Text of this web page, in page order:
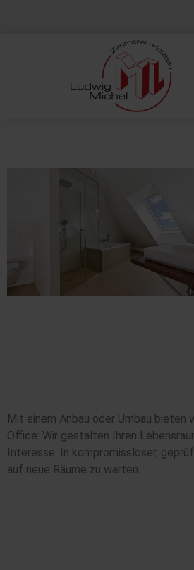
Mit einem Anbau oder Umbau bieten
Office: Wir gestalten Ihren
Interesse. In kompromissloser,
auf neue Räume zu warten.